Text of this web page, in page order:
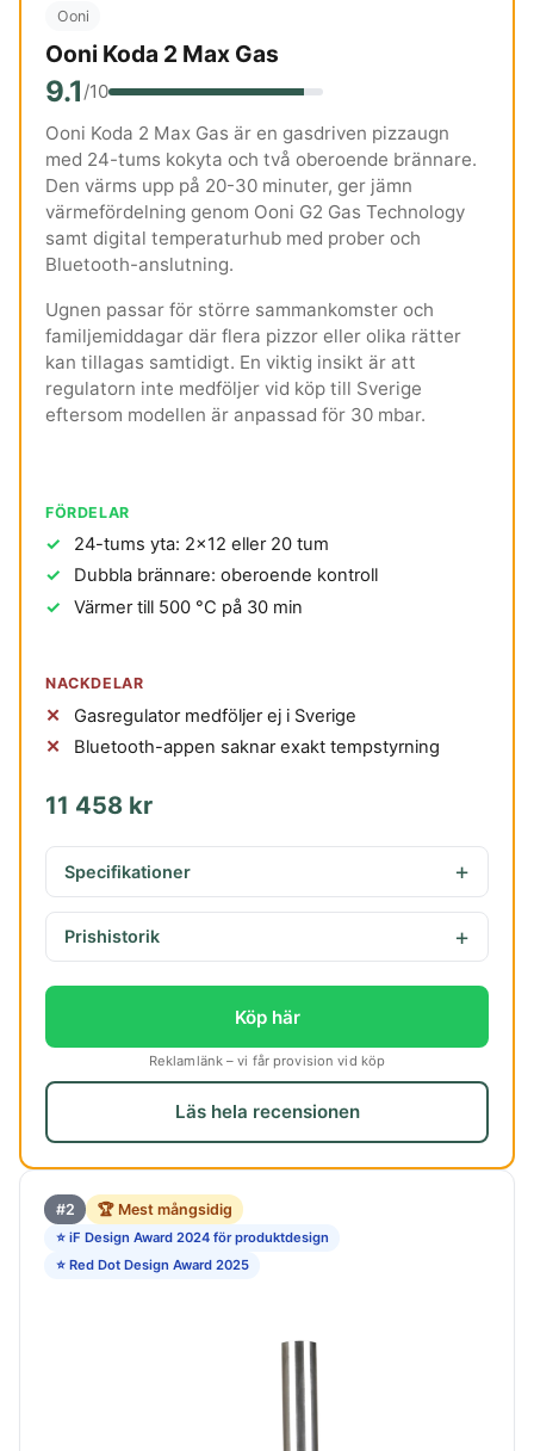
Ooni
Ooni Koda 2 Max Gas
9.1 /10
Ooni Koda 2 Max Gas är en gasdriven pizzaugn
med 24-tums kokyta och två oberoende brännare.
Den värms upp på 20-30 minuter, ger jämn
värmefördelning genom Ooni G2 Gas Technology
samt digital temperaturhub med prober och
Bluetooth-anslutning.
Ugnen passar för större sammankomster och
familjemiddagar där flera pizzor eller olika rätter
kan tillagas samtidigt. En viktig insikt är att
regulatorn inte medföljer vid köp till Sverige
eftersom modellen är anpassad för 30 mbar.
FÖRDELAR
24-tums yta: 2x12 eller 20 tum
Dubbla brännare: oberoende kontroll
Värmer till 500 °C på 30 min
NACKDELAR
Gasregulator medföljer ej i Sverige
Bluetooth-appen saknar exakt tempstyrning
11 458 kr
Specifikationer
Prishistorik
Köp här
Reklamlänk – vi får provision vid köp
Läs hela recensionen
#2 🏆 Mest mångsidig
⭐ iF Design Award 2024 för produktdesign
⭐ Red Dot Design Award 2025